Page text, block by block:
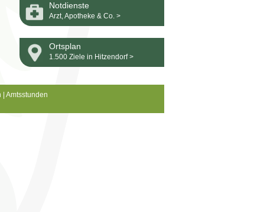
Notdienste
Arzt, Apotheke & Co. >
Ortsplan
1.500 Ziele in Hitzendorf >
Amtsstunden